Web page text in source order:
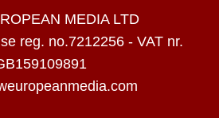
MEDIA LTD
reg. no.7212256 - VAT nr.